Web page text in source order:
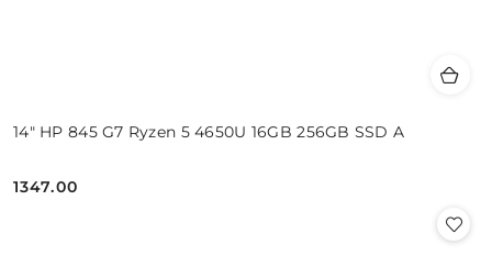
14" HP 845 G7 Ryzen 5 4650U 16GB 256GB SSD A
Cena:
1347.00